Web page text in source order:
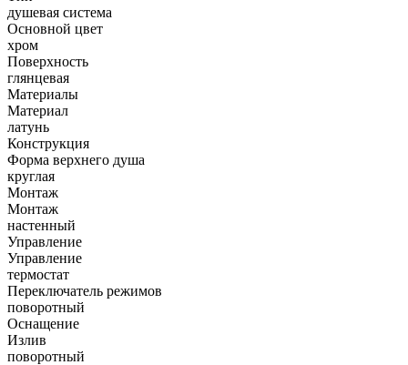
душевая система
Основной цвет
хром
Поверхность
глянцевая
Материалы
Материал
латунь
Конструкция
Форма верхнего душа
круглая
Монтаж
Монтаж
настенный
Управление
Управление
термостат
Переключатель режимов
поворотный
Оснащение
Излив
поворотный